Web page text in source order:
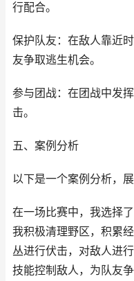
行配合。
保护队友：在敌人靠近
友争取逃生机会。
参与团战：在团战中发
击。
五、案例分析
以下是一个案例分析，
在一场比赛中，我选择
我积极清理野区，积累
丛进行伏击，对敌人进
技能控制敌人，为队友